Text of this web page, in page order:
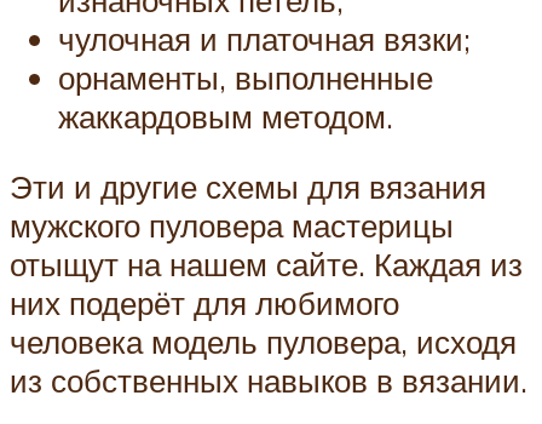
чулочная и платочная вязки;
орнаменты, выполненные
жаккардовым методом.
Эти и другие схемы для вязания
мужского пуловера мастерицы
отыщут на нашем сайте. Каждая из
них подерёт для любимого
человека модель пуловера, исходя
из собственных навыков в вязании.